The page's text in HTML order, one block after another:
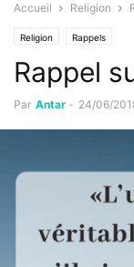
Accueil Religion
Religion Rappels
Rappel
Par Antar - 24/06/